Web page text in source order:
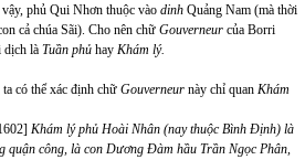
phủ Qui Nhơn thuộc vào dinh Quảng Nam (mà thời
cả chúa Sãi). Cho nên chữ Gouverneur của Borri
dịch là Tuần phủ hay Khám lý.
có thể xác định chữ Gouverneur này chỉ quan Khám
Khám lý phủ Hoài Nhân (nay thuộc Bình Định) là
công, là con Dương Đàm hầu Trần Ngọc Phân,